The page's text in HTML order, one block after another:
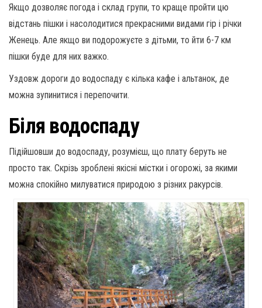
Якщо дозволяє погода і склад групи, то краще пройти цю
відстань пішки і насолодитися прекрасними видами гір і річки
Женець. Але якщо ви подорожуєте з дітьми, то йти 6-7 км
пішки буде для них важко.
Уздовж дороги до водоспаду є кілька кафе і альтанок, де
можна зупинитися і перепочити.
Біля водоспаду
Підійшовши до водоспаду, розумієш, що плату беруть не
просто так. Скрізь зроблені якісні містки і огорожі, за якими
можна спокійно милуватися природою з різних ракурсів.